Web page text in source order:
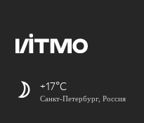
+17
Санкт-Петербург, Россия